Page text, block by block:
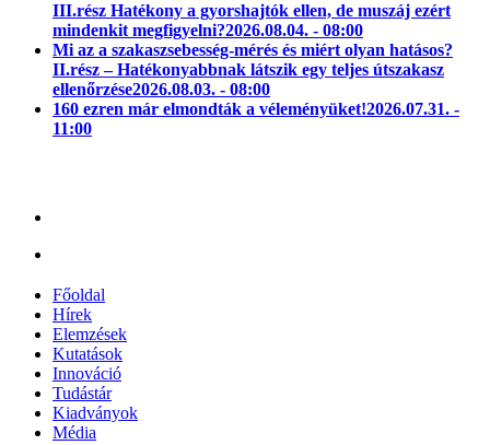
III.rész Hatékony a gyorshajtók ellen, de muszáj ezért
mindenkit megfigyelni?2026.08.04. - 08:00
Mi az a szakaszsebesség-mérés és miért olyan hatásos?
II.rész – Hatékonyabbnak látszik egy teljes útszakasz
ellenőrzése2026.08.03. - 08:00
160 ezren már elmondták a véleményüket!2026.07.31. -
11:00
Főoldal
Hírek
Elemzések
Kutatások
Innováció
Tudástár
Kiadványok
Média